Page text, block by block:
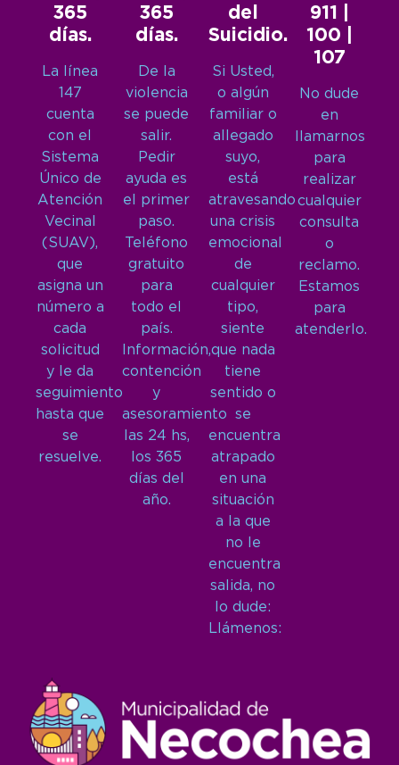
365
días.
La línea
147
cuenta
con el
Sistema
Único de
Atención
Vecinal
(SUAV),
que
asigna un
número a
cada
solicitud
y le da
seguimiento
hasta que
se
resuelve.
365
días.
De la
violencia
se puede
salir.
Pedir
ayuda es
el primer
paso.
Teléfono
gratuito
para
todo el
país.
Información,
contención
y
asesoramiento
las 24 hs,
los 365
días del
año.
del
Suicidio.
Si Usted,
o algún
familiar o
allegado
suyo,
está
atravesando
una crisis
emocional
de
cualquier
tipo,
siente
que nada
tiene
sentido o
se
encuentra
atrapado
en una
situación
a la que
no le
encuentra
salida, no
lo dude:
Llámenos:
911 |
100 |
107
No dude
en
llamarnos
para
realizar
cualquier
consulta
o
reclamo.
Estamos
para
atenderlo.